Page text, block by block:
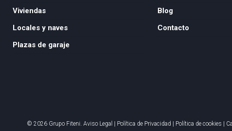
Viviendas
Locales y naves
Plazas de garaje
Blog
Contacto
© 2026 Grupo Fiteni. Aviso Legal Política de Privacidad Política de cookies